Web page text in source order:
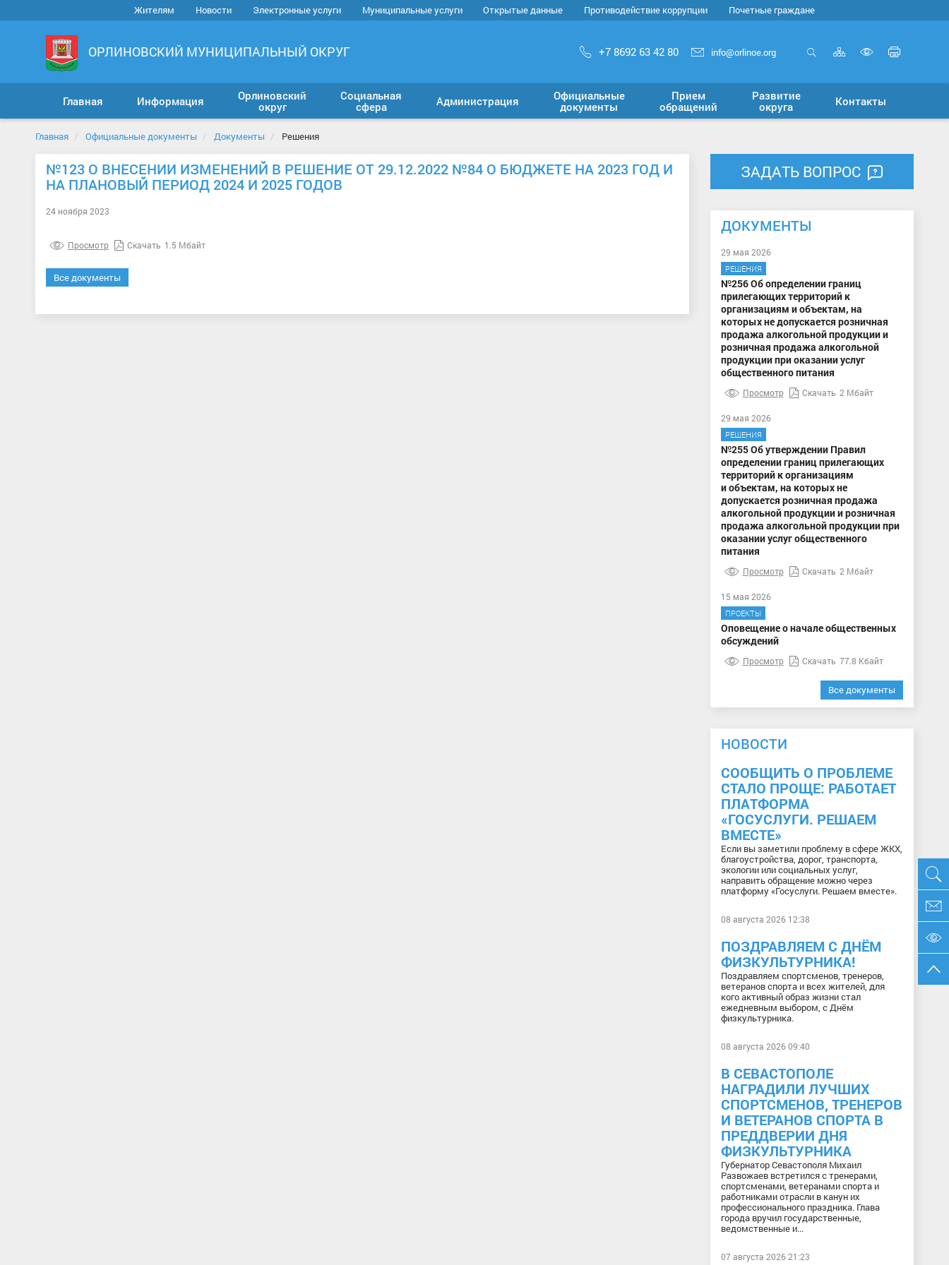
Жителям Новости Электронные услуги Муниципальные услуги Открытые данные Противодействие коррупции Почетные граждане
ОРЛИНОВСКИЙ МУНИЦИПАЛЬНЫЙ ОКРУГ +7 8692 63 42 80 info@orlinoe.org Карта
сайта
версию
для
Главная Информация
Орлиновский
округ
Социальная
сфера
Администрация
Официальные
документы
Прием
обращений
Развитие
округа
Контакты
Главная Официальные документы Документы Решения
№123 О ВНЕСЕНИИ ИЗМЕНЕНИЙ В РЕШЕНИЕ ОТ 29.12.2022 №84 О БЮДЖЕТЕ НА 2023 ГОД И
НА ПЛАНОВЫЙ ПЕРИОД 2024 И 2025 ГОДОВ
24 ноября 2023
Просмотр Скачать 1.5 Мбайт
Все документы
ЗАДАТЬ ВОПРОС
ДОКУМЕНТЫ
29 мая 2026
РЕШЕНИЯ
№256 Об определении границ
прилегающих территорий к
организациям и объектам, на
которых не допускается розничная
продажа алкогольной продукции и
розничная продажа алкогольной
продукции при оказании услуг
общественного питания
Просмотр Скачать 2 Мбайт
29 мая 2026
РЕШЕНИЯ
№255 Об утверждении Правил
определении границ прилегающих
территорий к организациям
и объектам, на которых не
допускается розничная продажа
алкогольной продукции и розничная
продажа алкогольной продукции при
оказании услуг общественного
питания
Просмотр Скачать 2 Мбайт
15 мая 2026
ПРОЕКТЫ
Оповещение о начале общественных
обсуждений
Просмотр Скачать 77.8 Кбайт
Все документы
НОВОСТИ
СООБЩИТЬ О ПРОБЛЕМЕ
СТАЛО ПРОЩЕ: РАБОТАЕТ
ПЛАТФОРМА
«ГОСУСЛУГИ. РЕШАЕМ
ВМЕСТЕ»
Если вы заметили проблему в сфере ЖКХ,
благоустройства, дорог, транспорта,
экологии или социальных услуг,
направить обращение можно через
платформу «Госуслуги. Решаем вместе».
08 августа 2026 12:38
ПОЗДРАВЛЯЕМ С ДНЁМ
ФИЗКУЛЬТУРНИКА!
Поздравляем спортсменов, тренеров,
ветеранов спорта и всех жителей, для
кого активный образ жизни стал
ежедневным выбором, с Днём
физкультурника.
08 августа 2026 09:40
В СЕВАСТОПОЛЕ
НАГРАДИЛИ ЛУЧШИХ
СПОРТСМЕНОВ, ТРЕНЕРОВ
И ВЕТЕРАНОВ СПОРТА В
ПРЕДДВЕРИИ ДНЯ
ФИЗКУЛЬТУРНИКА
Губернатор Севастополя Михаил
Развожаев встретился с тренерами,
спортсменами, ветеранами спорта и
работниками отрасли в канун их
профессионального праздника. Глава
города вручил государственные,
ведомственные и...
07 августа 2026 21:23